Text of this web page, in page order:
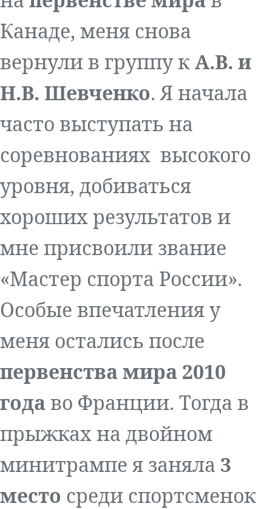
Канаде, меня снова
вернули в группу кА.В. и
Н.В. Шевченко. Я начала
часто выступать на
соревнованиях высокого
уровня, добиваться
хороших результатов и
мне присвоили звание
«Мастер спорта России».
Особые впечатления у
меня остались после
первенства мира 2010
года во Франции. Тогда в
прыжках на двойном
минитрампе я заняла 3
место среди спортсменок